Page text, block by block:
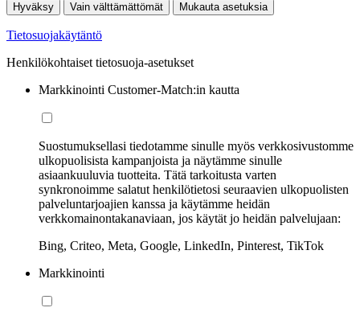
Hyväksy Vain välttämättömät Mukauta asetuksia
Tietosuojakäytäntö
Henkilökohtaiset tietosuoja-asetukset
Markkinointi Customer-Match:in kautta
Suostumuksellasi tiedotamme sinulle myös verkkosivustomme
ulkopuolisista kampanjoista ja näytämme sinulle
asiaankuuluvia tuotteita. Tätä tarkoitusta varten
synkronoimme salatut henkilötietosi seuraavien ulkopuolisten
palveluntarjoajien kanssa ja käytämme heidän
verkkomainontakanaviaan, jos käytät jo heidän palvelujaan:
Bing, Criteo, Meta, Google, LinkedIn, Pinterest, TikTok
Markkinointi